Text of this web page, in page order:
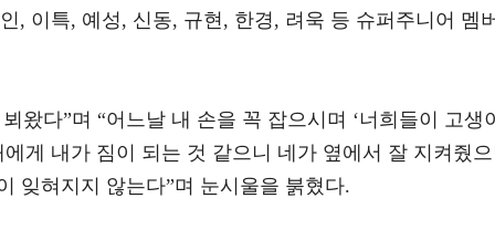
, 이특, 예성, 신동, 규현, 한경, 려욱 등 슈퍼주니어 멤버
왔다”며 “어느날 내 손을 꼭 잡으시며 ‘너희들이 고생이
게 내가 짐이 되는 것 같으니 네가 옆에서 잘 지켜줬으
잊혀지지 않는다”며 눈시울을 붉혔다.